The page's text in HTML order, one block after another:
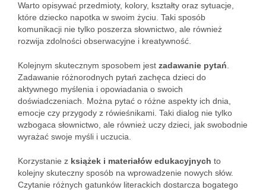
Warto opisywać przedmioty, kolory, kształty oraz sytuacje,
które dziecko napotka w swoim życiu. Taki sposób
komunikacji nie tylko poszerza słownictwo, ale również
rozwija zdolności obserwacyjne i kreatywność.
Kolejnym skutecznym sposobem jest zadawanie pytań
Zadawanie różnorodnych pytań zachęca dzieci do
aktywnego myślenia i opowiadania o swoich
doświadczeniach. Można pytać o różne aspekty ich dnia,
emocje czy przygody z rówieśnikami. Taki dialog nie tylko
wzbogaca słownictwo, ale również uczy dzieci, jak swobodnie
wyrażać swoje myśli i uczucia.
Korzystanie z książek i materiałów edukacyjnych to
kolejny skuteczny sposób na wprowadzenie nowych słów.
Czytanie różnych gatunków literackich dostarcza bogatego